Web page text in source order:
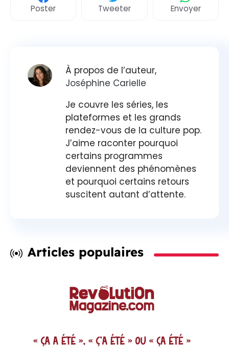
Poster Tweeter Envoyer
À propos de l’auteur,
Joséphine Carielle
Je couvre les séries, les
plateformes et les grands
rendez-vous de la culture pop.
J’aime raconter pourquoi
certains programmes
deviennent des phénomènes
et pourquoi certains retours
suscitent autant d’attente.
Articles populaires